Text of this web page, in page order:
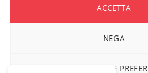
ACCETTA
NEGA
VISUALIZZA LE
Carta dei Valori